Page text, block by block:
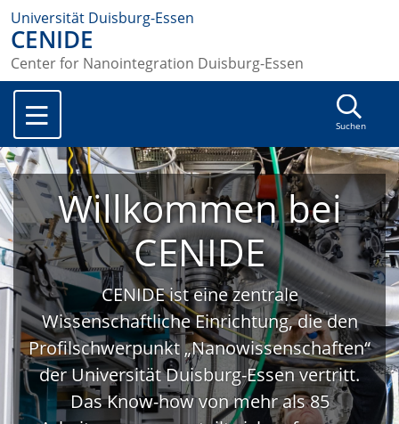
Universität Duisburg-Essen
CENIDE
Center for Nanointegration Duisburg-Essen
Suchen
Willkommen bei
CENIDE
CENIDE ist eine zentrale
Wissenschaftliche Einrichtung, die den
Profilschwerpunkt „Nanowissenschaften“
der Universität Duisburg-Essen vertritt.
Das Know-how von mehr als 85